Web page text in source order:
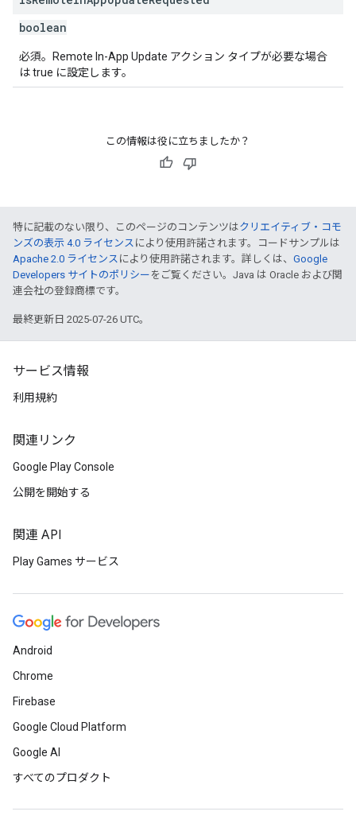
boolean
必須。Remote In-App Update アクション タイプが必要な場合
は true に設定します。
この情報は役に立ちましたか？
特に記載のない限り、このページのコンテンツはクリエイティブ・コモ
ンズの表示 4.0 ライセンス により使用許諾されます。コードサンプルは
Apache 2.0 ライセンス により使用許諾されます。詳しくは、 Google
Developers サイトのポリシー をご覧ください。Java は Oracle および関
連会社の登録商標です。
最終更新日 2025-07-26 UTC。
サービス情報
利用規約
関連リンク
Google Play Console
公開を開始する
関連 API
Play Games サービス
Android
Chrome
Firebase
Google Cloud Platform
Google AI
すべてのプロダクト